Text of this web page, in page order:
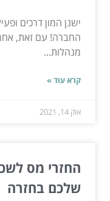
ישנן המון דרכים
החברה! עם זאת,
מנהלות...
קרא עוד »
אוק 14, 2021
החזרי מס
שלכם בחזרה